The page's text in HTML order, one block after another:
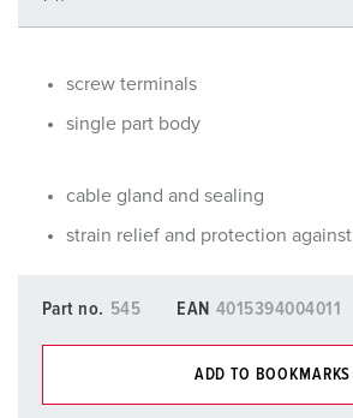
screw terminals
single part body
cable gland and sealing
strain relief and protection
Part no. 545 EAN 4015394004011
ADD TO BOOKMARKS